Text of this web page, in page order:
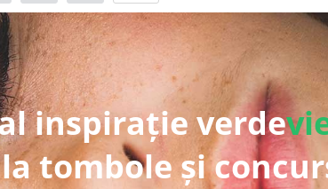
inspirație verde
tombole și